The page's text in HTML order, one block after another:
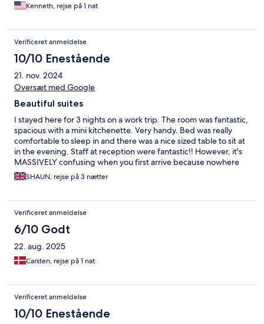
Kenneth, rejse på 1 nat
Verificeret anmeldelse
10/10 Enestående
21. nov. 2024
Oversæt med Google
Beautiful suites
I stayed here for 3 nights on a work trip. The room was fantastic,
spacious with a mini kitchenette. Very handy. Bed was really
comfortable to sleep in and there was a nice sized table to sit at
in the evening. Staff at reception were fantastic!! However, it's
MASSIVELY confusing when you first arrive because nowhere
on Hotels.com does it tell you that the Kirk Suites are part of the
Zsleep hotel adjoining them. So when you're looking for the Kirk
the machines in the foyer with a Hotels.com reference number,
it doesn't recognise it. And there is tiny sign that says there is a
reception on the 11th floor of the Zsleep hotel. Hugely
confusing, please put something about this in the hotel info.
SHAUN, rejse på 3 nætter
Verificeret anmeldelse
6/10 Godt
22. aug. 2025
Carsten, rejse på 1 nat
Verificeret anmeldelse
10/10 Enestående